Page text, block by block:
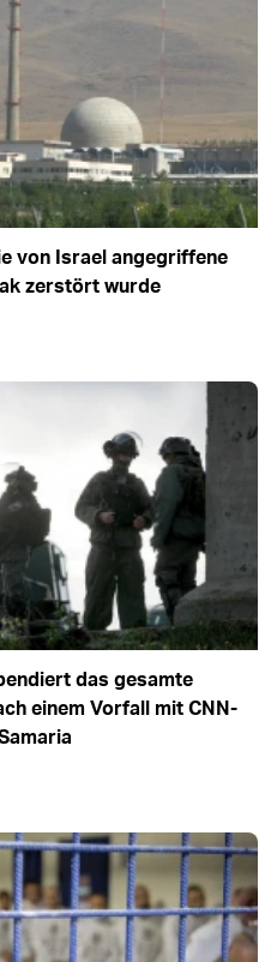
von Israel angegriffene
zerstört wurde
das gesamte
einem Vorfall mit CNN-